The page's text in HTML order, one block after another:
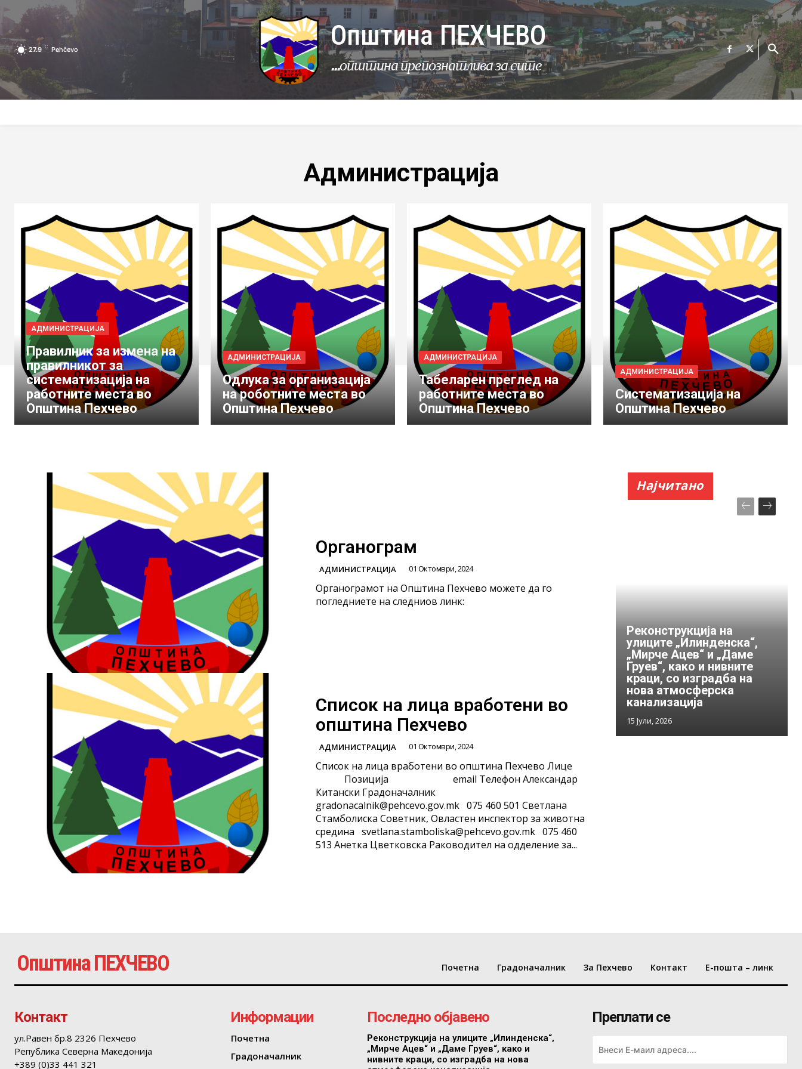
27.9 C Pehčevo Општина ПЕХЧЕВО
...општина препознатлива за сите
Администрација
АДМИНИСТРАЦИЈА
Правилник за измена на
правилникот за
систематизација на
работните места во
Општина Пехчево
АДМИНИСТРАЦИЈА
Одлука за организација
на роботните места во
Општина Пехчево
АДМИНИСТРАЦИЈА
Табеларен преглед на
работните места во
Општина Пехчево
АДМИНИСТРАЦИЈА
Систематизација на
Општина Пехчево
Органограм
АДМИНИСТРАЦИЈА 01 Октомври, 2024
Органограмот на Општина Пехчево можете да го
погледниете на следниов линк:
Список на лица вработени во
општина Пехчево
АДМИНИСТРАЦИЈА 01 Октомври, 2024
Список на лица вработени во општина Пехчево Лице
Позиција email Телефон Александар
Китански Градоначалник
gradonacalnik@pehcevo.gov.mk 075 460 501 Светлана
Стамболиска Советник, Oвластен инспектор за животна
средина svetlana.stamboliska@pehcevo.gov.mk 075 460
513 Анетка Цветковска Раководител на одделение за...
Најчитано
Реконструкција на
улиците „Илинденска“,
„Мирче Ацев“ и „Даме
Груев“, како и нивните
краци, со изградба на
нова атмосферска
канализација
15 Јули, 2026
Општина ПЕХЧЕВО Почетна Градоначалник За Пехчево Контакт Е-пошта – линк
Контакт
ул.Равен бр.8 2326 Пехчево
Република Северна Македонија
+389 (0)33 441 321
Информации
Почетна
Градоначалник
Последно објавено
Реконструкција на улиците „Илинденска“,
„Мирче Ацев“ и „Даме Груев“, како и
нивните краци, со изградба на нова
Преплати се